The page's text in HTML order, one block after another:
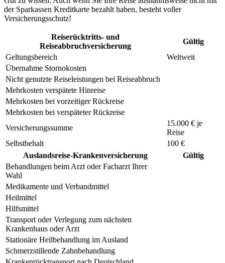
der Sparkassen Kreditkarte bezahlt haben, besteht voller
Versicherungsschutz!
Reiserücktritts- und
Reiseabbruchversicherung
Gültig
Geltungsbereich
Weltweit
Übernahme Stornokosten
Nicht genutzte Reiseleistungen bei Reiseabbruch
Mehrkosten verspätete Hinreise
Mehrkosten bei vorzeitiger Rückreise
Mehrkosten bei verspäteter Rückreise
Versicherungssumme
15.000 € je
Reise
Selbstbehalt
100 €
Auslandsreise-Krankenversicherung
Gültig
Behandlungen beim Arzt oder Facharzt Ihrer
Wahl
Medikamente und Verbandmittel
Heilmittel
Hilfsmittel
Transport oder Verlegung zum nächsten
Krankenhaus oder Arzt
Stationäre Heilbehandlung im Ausland
Schmerzstillende Zahnbehandlung